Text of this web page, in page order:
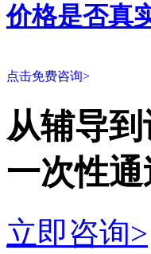
价格是否真
点击免费咨询>
从辅导
一次性通
立即咨询>